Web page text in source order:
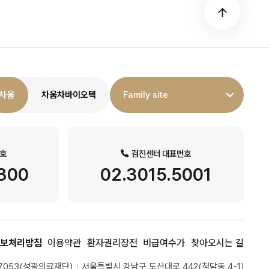
움 차움차바이오텍 Family site
검진센터 대표번호
02.3015.5001
처리방침 이용약관 환자권리장전 비급여수가 찾아오시는 길
성광의료재단) 서울특별시 강남구 도산대로 442(청담동 4-1)